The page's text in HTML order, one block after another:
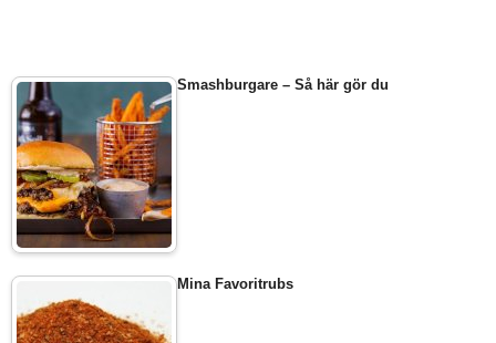
Smashburgare – Så här gör du
Mina Favoritrubs